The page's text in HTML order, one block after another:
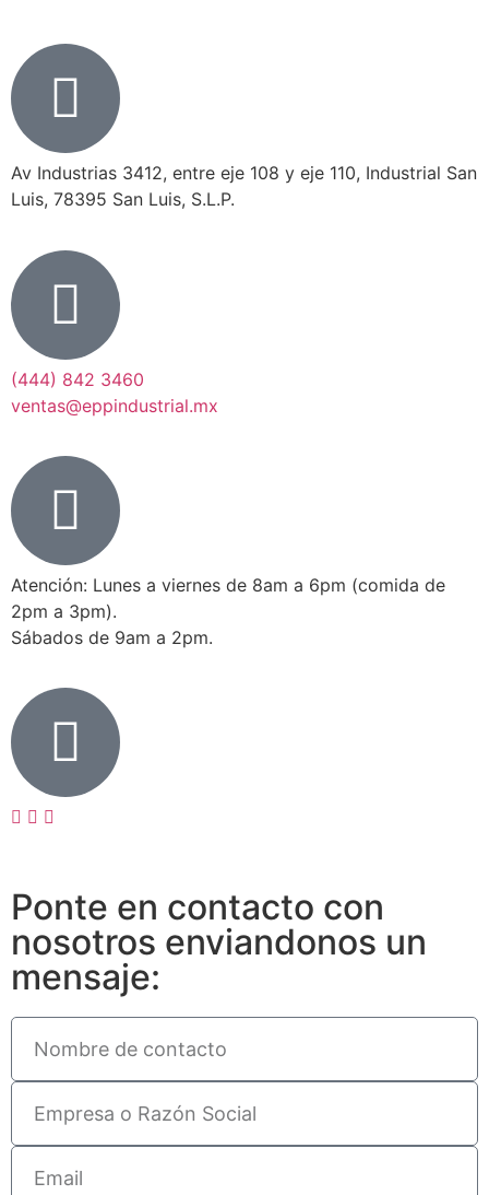
Av Industrias 3412, entre eje 108 y eje 110, Industrial San
Luis, 78395 San Luis, S.L.P.
(444) 842 3460
ventas@eppindustrial.mx
Atención: Lunes a viernes de 8am a 6pm (comida de
2pm a 3pm).
Sábados de 9am a 2pm.
Ponte en contacto con
nosotros enviandonos un
mensaje: